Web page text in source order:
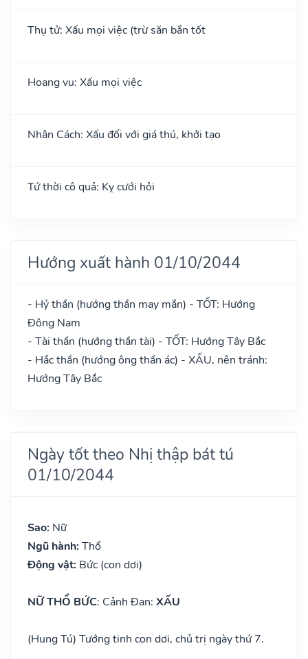
Thụ tử: Xấu mọi việc (trừ săn bắn tốt
Hoang vu: Xấu mọi việc
Nhân Cách: Xấu đối với giá thú, khởi tạo
Tứ thời cô quả: Kỵ cưới hỏi
Hướng xuất hành 01/10/2044
- Hỷ thần (hướng thần may mắn) - TỐT: Hướng
Đông Nam
- Tài thần (hướng thần tài) - TỐT: Hướng Tây Bắc
- Hắc thần (hướng ông thần ác) - XẤU, nên tránh:
Hướng Tây Bắc
Ngày tốt theo Nhị thập bát tú
01/10/2044
Sao: Nữ
Ngũ hành: Thổ
Động vật: Bức (con dơi)
NỮ THỔ BỨC: Cảnh Đan: XẤU
(Hung Tú) Tướng tinh con dơi, chủ trị ngày thứ 7.